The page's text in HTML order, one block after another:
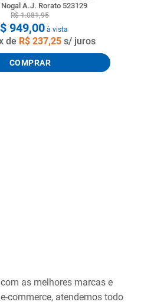
A.J. Rorato 523129
R$ 1.081,95
949,00à vista
de R$ 237,25s/ juros
COMPRAR
as melhores marcas e
commerce, atendemos todo